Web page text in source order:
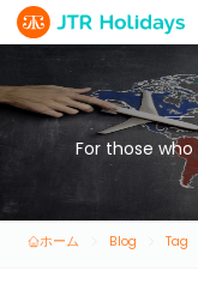
For those
ホーム Blog Tag